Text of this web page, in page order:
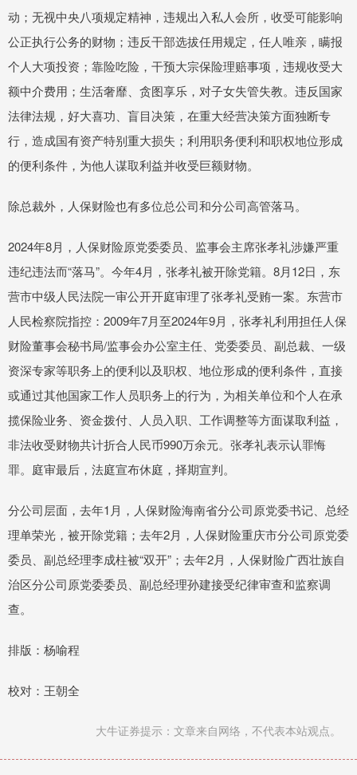
动；无视中央八项规定精神，违规出入私人会所，收受可能影响
公正执行公务的财物；违反干部选拔任用规定，任人唯亲，瞒报
个人大项投资；靠险吃险，干预大宗保险理赔事项，违规收受大
额中介费用；生活奢靡、贪图享乐，对子女失管失教。违反国家
法律法规，好大喜功、盲目决策，在重大经营决策方面独断专
行，造成国有资产特别重大损失；利用职务便利和职权地位形成
的便利条件，为他人谋取利益并收受巨额财物。
除总裁外，人保财险也有多位总公司和分公司高管落马。
2024年8月，人保财险原党委委员、监事会主席张孝礼涉嫌严重
违纪违法而“落马”。今年4月，张孝礼被开除党籍。8月12日，东
营市中级人民法院一审公开开庭审理了张孝礼受贿一案。东营市
人民检察院指控：2009年7月至2024年9月，张孝礼利用担任人保
财险董事会秘书局/监事会办公室主任、党委委员、副总裁、一级
资深专家等职务上的便利以及职权、地位形成的便利条件，直接
或通过其他国家工作人员职务上的行为，为相关单位和个人在承
揽保险业务、资金拨付、人员入职、工作调整等方面谋取利益，
非法收受财物共计折合人民币990万余元。张孝礼表示认罪悔
罪。庭审最后，法庭宣布休庭，择期宣判。
分公司层面，去年1月，人保财险海南省分公司原党委书记、总经
理单荣光，被开除党籍；去年2月，人保财险重庆市分公司原党委
委员、副总经理李成柱被“双开”；去年2月，人保财险广西壮族自
治区分公司原党委委员、副总经理孙建接受纪律审查和监察调
查。
排版：杨喻程
校对：王朝全
大牛证券提示：文章来自网络，不代表本站观点。